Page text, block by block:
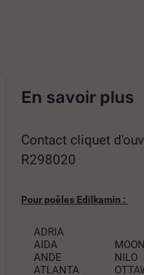
En savoir plus
Contact cliquet
R298020
Pour poêles Edilkamin :
ADRIA
AIDA
ANDE
ATLANTA
MOON
NILO